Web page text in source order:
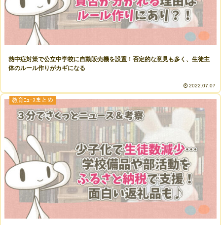
熱中症対策で公立中学校に自動販売機を設置！否定的な意見も多く、生徒主
体のルール作りがカギになる
2022.07.07
教育ﾆｭｰｽまとめ